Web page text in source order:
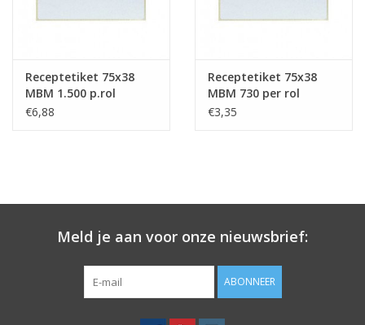
Receptetiket 75x38
MBM 1.500 p.rol
€6,88
Receptetiket 75x38
MBM 730 per rol
€3,35
Meld je aan voor onze nieuwsbrief:
ABONNEER